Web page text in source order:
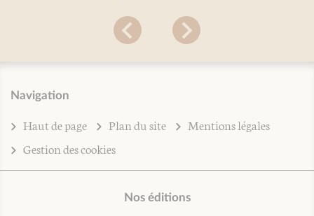
Navigation
Haut de page Plan du site
Mentions légales
Gestion des cookies
Nos éditions